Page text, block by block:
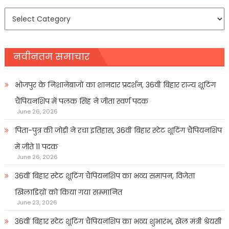
समाचार
नवीनतम समाचार
भोजपुर के निशानेबाजों का शानदार प्रदर्शन, 36वीं बिहार राज्य शूटिंग
चैंपियनशिप में पलक सिंह ने जीता स्वर्ण पदक
June 26, 2026
पिता-पुत्र की जोड़ी ने रचा इतिहास, 36वीं बिहार स्टेट शूटिंग चैंपियनशिप
में जीते 11 पदक
June 26, 2026
36वीं बिहार स्टेट शूटिंग चैंपियनशिप का भव्य समापन, विजेता
खिलाडिय़ों को किया गया सम्मानित
June 23, 2026
36वीं बिहार स्टेट शूटिंग चैंपियनशिप का भव्य शुभारंभ, खेल मंत्री श्रेयसी